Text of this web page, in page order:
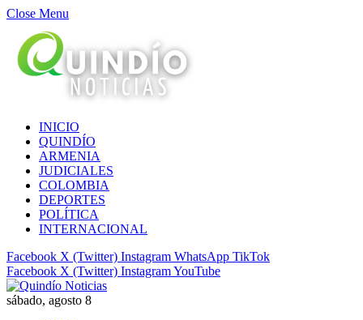
Close Menu
INICIO
QUINDÍO
ARMENIA
JUDICIALES
COLOMBIA
DEPORTES
POLÍTICA
INTERNACIONAL
Facebook X (Twitter) Instagram WhatsApp TikTok
Facebook X (Twitter) InstagramYouTube
sábado, agosto 8